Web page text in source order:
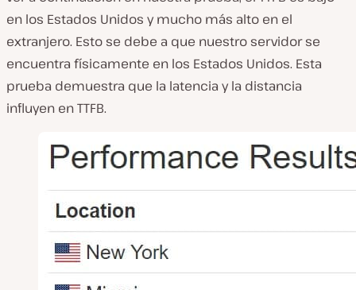
en los Estados Unidos y mucho más alto en el
extranjero. Esto se debe a que nuestro servidor se
encuentra físicamente en los Estados Unidos. Esta
prueba demuestra que la latencia y la distancia
influyen en TTFB.